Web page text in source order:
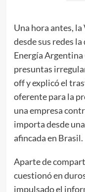
Una hora antes,
desde sus redes
Energía Argentina
presuntas
off y explicó el
oferente para la
una empresa
importa desde
afincada en Brasil.
Aparte de
cuestionó en
impulsado el